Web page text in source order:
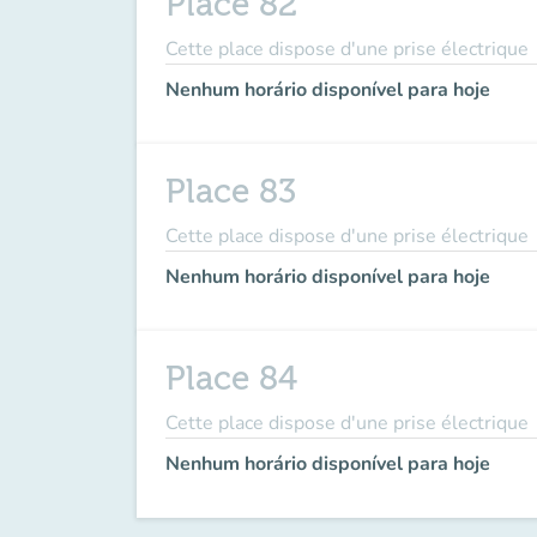
Cette place dispose d'une prise électrique
Nenhum horário disponível para hoje
Place 83
Cette place dispose d'une prise électrique
Nenhum horário disponível para hoje
Place 84
Cette place dispose d'une prise électrique
Nenhum horário disponível para hoje